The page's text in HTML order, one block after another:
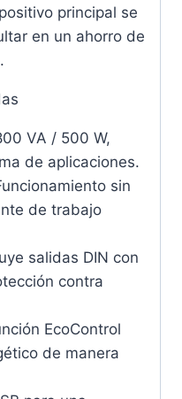
principal se
en un ahorro de
VA / 500 W,
de aplicaciones.
sin
de trabajo
salidas DIN con
contra
EcoControl
de manera